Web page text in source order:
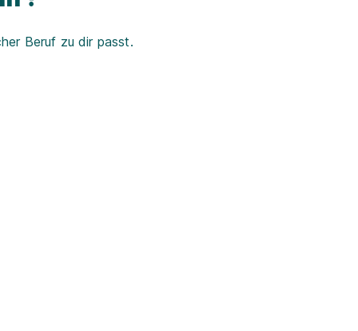
Beruf zu dir passt.